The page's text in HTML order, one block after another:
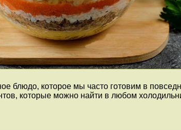
которое мы часто готовим в
которые можно найти в любом